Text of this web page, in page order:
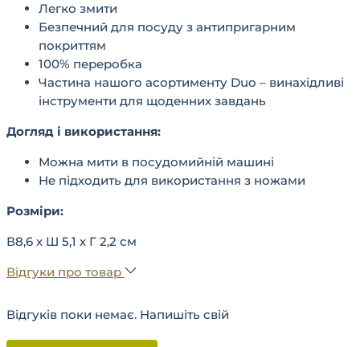
Легко змити
Безпечний для посуду з антипригарним
покриттям
100% переробка
Частина нашого асортименту Duo – винахідливі
інструменти для щоденних завдань
Догляд і використання:
Можна мити в посудомийній машині
Не підходить для використання з ножами
Розміри:
В8,6 х Ш 5,1 х Г 2,2 см
Відгуки про товар
Відгуків поки немає. Напишіть свій